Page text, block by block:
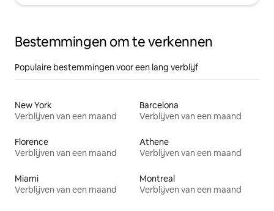
Bestemmingen om te verkennen
Populaire bestemmingen voor een lang verblijf
New York
Verblijven van een maand
Barcelona
Verblijven van een maand
Florence
Verblijven van een maand
Athene
Verblijven van een maand
Miami
Verblijven van een maand
Montreal
Verblijven van een maand